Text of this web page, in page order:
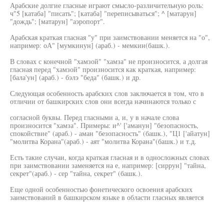
Арабские долгие гласные играют смысло-различительную роль:
ч"5 [катаба] "писать"; [катаба] "переписываться"; ^ [матарун]
"дождь"; [матарун] "аэропорт".
Арабская краткая гласная "у" при заимствовании меняется на "о",
например: оА" [мумкинун] (араб.) - мемкин(башк.).
В словах с конечной "хамзой" "хамза" не произносится, а долгая
гласная перед "хамзой" произносится как краткая, например:
[бала'ун] (араб.) - бэлэ "беда" (башк.) и др.
Следующая особенность арабских слов заключается в том, что в
отличии от башкирских слов они всегда начинаются только с
согласной буквы. Перед гласными а, и, у в начале слова
произносится "хамза". Примеры: и^' ['аманун] "безопасность,
спокойствие" (араб.) - аман "безопасность" (башк.), "Ц1 ['айатун]
"молитва Корана"(араб.) - аят "молитва Корана"(башк.) и т.д.
Есть такие случаи, когда краткая гласная и в односложных словах
при заимствовании заменяется на е, например: [сиррун] "тайна,
секрет"(араб.) - сер "тайна, секрет" (башк.).
Еще одной особенностью фонетического освоения арабских
заимствований в башкирском языке в области гласных является